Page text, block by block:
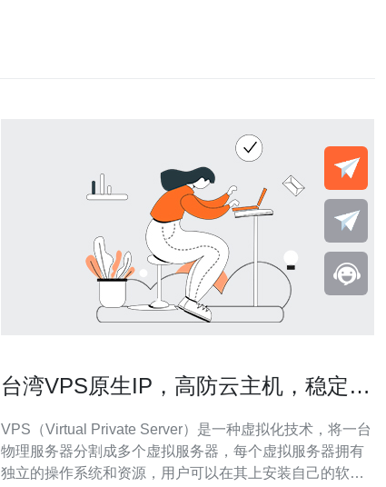
台湾VPS原生IP，高防云主机，稳定可
VPS（Virtual Private Server）是一种虚拟化技术，将一台
物理服务器分割成多个虚拟服务器，每个虚拟服务器拥有
独立的操作系统和资源，用户可以在其上安装自己的软件